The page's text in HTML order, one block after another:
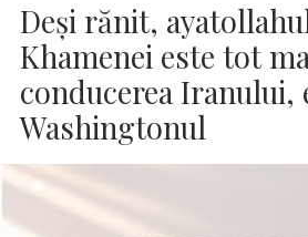
Deşi rănit,
Khamenei este tot
conducerea Iranului,
Washingtonul